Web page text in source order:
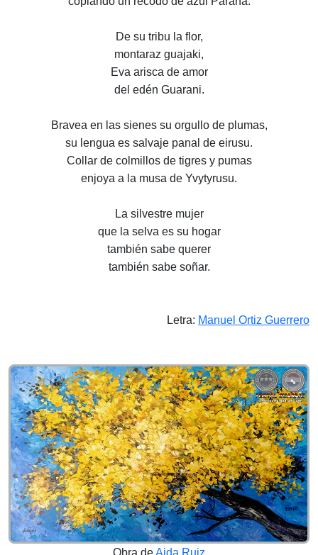
De su tribu la flor,
montaraz guajaki,
Eva arisca de amor
del edén Guarani.
Bravea en las sienes su orgullo de plumas,
su lengua es salvaje panal de eirusu.
Collar de colmillos de tigres y pumas
enjoya a la musa de Yvytyrusu.
La silvestre mujer
que la selva es su hogar
también sabe querer
también sabe soñar.
Letra: Manuel Ortiz Guerrero
Obra deAida Ruiz